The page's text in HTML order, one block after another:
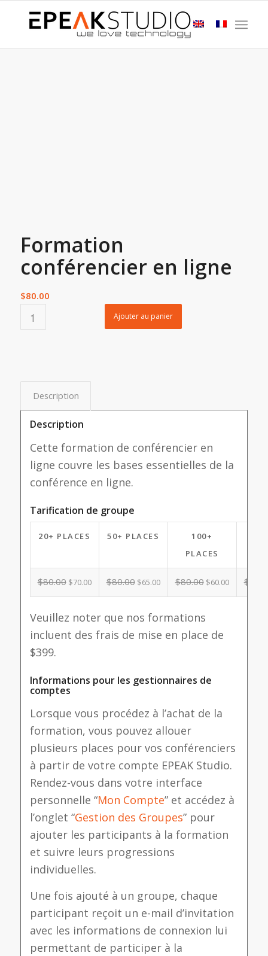
Formation
conférencier en ligne
$80.00
Ajouter au panier
Description
Description
Cette formation de conférencier en
ligne couvre les bases essentielles de la
conférence en ligne.
Tarification de groupe
20+ PLACES 50+ PLACES
100+
PLACES
$80.00 $70.00 $80.00 $65.00 $80.00 $60.00 $
Veuillez noter que nos formations
incluent des frais de mise en place de
$399.
Informations pour les gestionnaires de
comptes
Lorsque vous procédez à l’achat de la
formation, vous pouvez allouer
plusieurs places pour vos conférenciers
à partir de votre compte EPEAK Studio.
Rendez-vous dans votre interface
personnelle “Mon Compte” et accédez à
l’onglet “Gestion des Groupes” pour
ajouter les participants à la formation
et suivre leurs progressions
individuelles.
Une fois ajouté à un groupe, chaque
participant reçoit un e-mail d’invitation
avec les informations de connexion lui
permettant de participer à la